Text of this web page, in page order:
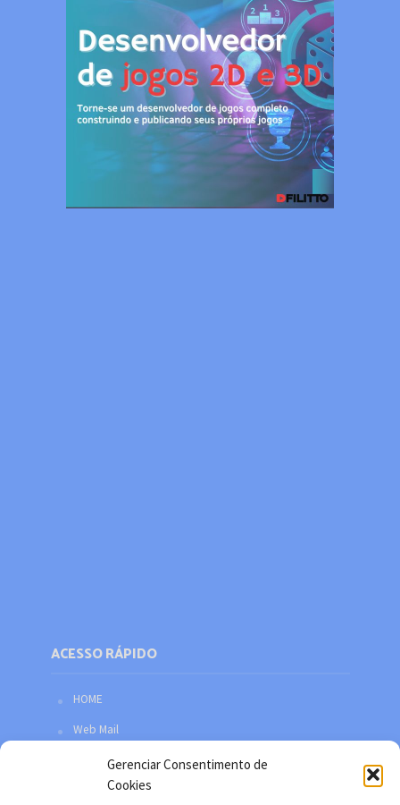
Gerenciar Consentimento de
Cookies
ACESSO RÁPIDO
HOME
Web Mail
Política de privacidade
Redes sociais